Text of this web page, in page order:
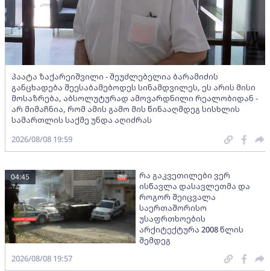
პაატა ზაქარეიშვილი - შეუძლებელია ბარამიძის
განცხადება შეესაბამებოდეს სინამდვილეს, ეს არის მისი
მოსაზრება, აბსოლუტურად ამოვარდნილი რეალობიდან -
არ მიმაჩნია, რომ ამის გამო მის წინააღმდეგ სისხლის
სამართლის საქმე უნდა აღიძრას
2026/08/08 19:59
რა გაკვეთილები ვერ
ისწავლა დასავლეთმა და
როგორ შეიცვალა
საერთაშორისო
უსაფრთხოების
არქიტექტურა 2008 წლის
შემდეგ
04:45
2026/08/08 19:57